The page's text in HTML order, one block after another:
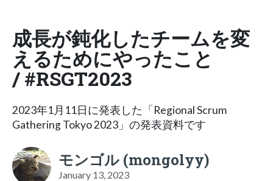
成長が鈍化したチームを変
えるためにやったこと
/ #RSGT2023
2023年1月11日に発表した「Regional Scrum
Gathering Tokyo 2023」の発表資料です
モンゴル (mongolyy)
January 13, 2023